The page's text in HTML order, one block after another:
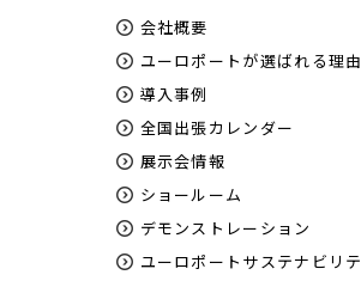
会社概要
ユーロポートが選ばれる理由
導入事例
全国出張カレンダー
展示会情報
ショールーム
デモンストレーション
ユーロポートサステナビリテ